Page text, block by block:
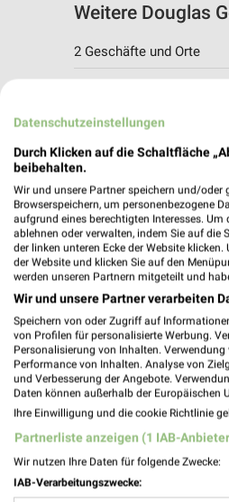
Weitere Douglas
2 Geschäfte und Orte
Nordhäuser
236,06 km
Douglas
Weimar,
223,25 km
Datenschutzeinstellungen
Durch Klicken auf die Schaltfläche
beibehalten.
Wir und unsere Partner speichern und/oder
Browserspeichern, um personenbezogene
aufgrund eines berechtigten Interesses. Um
ablehnen oder verwalten, indem Sie auf die
der linken unteren Ecke der Website
der Website und klicken Sie auf den
werden unseren Partnern mitgeteilt und
Wir und unsere Partner verarbeiten
Speichern von oder Zugriff auf
von Profilen für personalisierte Werbung.
Personalisierung von Inhalten.
Performance von Inhalten. Analyse von
und Verbesserung der Angebote.
Daten können außerhalb der Europäischen
Ihre Einwilligung und die cookie Richtlinie
Partnerliste anzeigen (1 IAB-
Wir nutzen Ihre Daten für folgende Zwecke:
IAB-Verarbeitungszwecke: